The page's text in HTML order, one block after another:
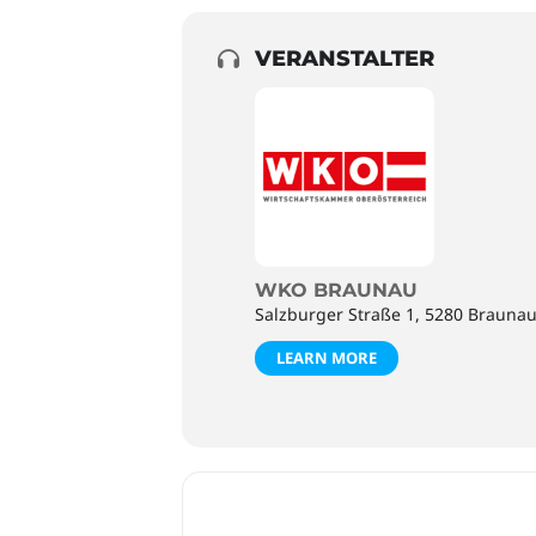
VERANSTALTER
WKO BRAUNAU
Salzburger Straße 1, 5280 Braunau
LEARN MORE